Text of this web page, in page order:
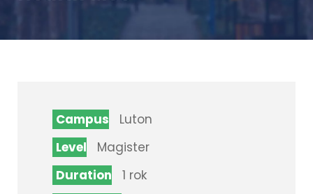
Campus
Luton
Level
Magister
Duration
1 rok